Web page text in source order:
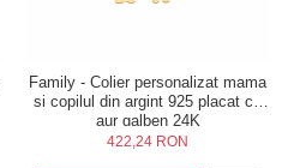
Family - Colier personalizat mama
si copilul din argint 925 placat cu
aur galben 24K
422,24 RON